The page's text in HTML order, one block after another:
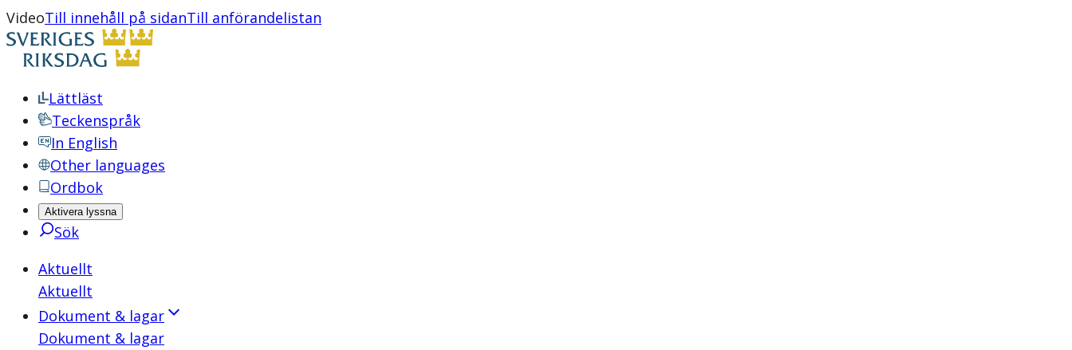
VideoTill innehåll på sidanTill anförandelistan
Lättläst
Teckenspråk
In English
Other languages
Ordbok
Aktivera lyssna
Sök
Aktuellt
Aktuellt
Dokument & lagar
Dokument & lagar